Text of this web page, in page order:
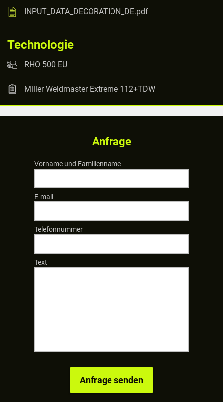
INPUT_DATA_DECORATION_DE.pdf
Technologie
RHO 500 EU
Miller Weldmaster Extreme 112+TDW
Anfrage
Vorname und Familienname
E-mail
Telefonnummer
Text